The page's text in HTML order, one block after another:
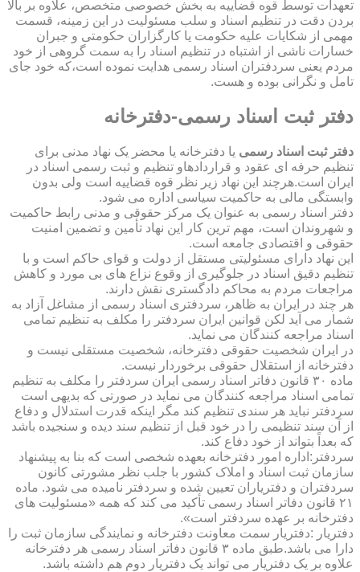
تعهدات توسط قوه قضاییه به بخش خصوصی متخصص، علاوه بر بالا
بردن دقت در تنظیم اسناد و سلب مسئولیت در این زمینه، قسمت
مهمی از شکایات علیه حکومت یا کارگزاران حکومتی و جبران
خسارات ناشی از اشتباه در تنظیم اسناد را به سمت گروهی از خود
مردم یعنی سردفتران اسناد رسمی هدایت نموده است،که خود جای
تامل و نگرانی بوده و هست.
دفتر ثبت اسناد رسمی-دفترخانه
دفتر ثبت اسناد رسمی یا دفترخانه یا محضر یک نهاد مدنی برای
تنظیم حرفه ای عقود و قراردادهاو تنظیم و ثبت رسمی اسناد در
ایران است.هرچند این نهاد زیر نظر قوه قضاییه است ولی بدون
وابستگی مالی به حاکمیت سیاسی اداره می شود.
دفتر اسناد رسمی به عنوان یک مرکز حقوقی و مدنی رابط حاکمیت
و شهروندان است، مهم ترین کار این نهاد تأمین و تضمین امنیت
حقوقی و اقتصادی جامعه است.
این نهاد دارای مسئولیتی مستقل از دولت و قوای حاکم است و با
تنظیم دقیق اسناد در جلوگیری از وقوع نزاع های بی مورد و کاهش
مراجعات مردم به محاکم دادگستری نقش دارند.
هر چند در ایران به ظاهر، سردفتری اسناد رسمی از مشاغل آزاد به
شمار می آید لکن قوانین ایران سردفتر را مکلف به تنظیم تمامی
اسناد مراجعه کنندگان می نماید.
در ایران شخصیت حقوقی دفترخانه، شخصیت مستقلی نیست و
دفترخانه از استقلال حقوقی برخوردار نیست.
ماده ۳۰ قانون دفاتر اسناد رسمی ایران سردفتر را مکلف به تنظیم
تمامی اسناد مراجعه کنندگان می نماید در صورتی که بدیهی است
سردفتر نباید هر سندی تنظیم کند مگر اینکه قدرت استدلال و دفاع
از آن سند تنظیمی را در خود قبل از تنظیم سند دیده و سنجیده باشد
که بعداً بتواند از خود دفاع کند.
سردفتر:اداره امور دفترخانه بعهده شخصی است که بنا به پیشنهاد
سازمان ثبت اسناد و املاک کشور با جلب نظر مشورتی کانون
سردفتران و دفتریاران تعیین شده و سردفتر نامیده می شود. ماده
۲۱ قانون دفاتر اسناد رسمی تأکید می کند که همه «مسئولیت های
دفترخانه بر عهده سردفتر است».
دفتریار :دفتریار سمت معاونت دفترخانه و نمایندگی سازمان ثبت را
دارا می باشد.طبق ماده ۳ قانون دفاتر اسناد رسمی هر دفترخانه
علاوه بر یک دفتریار می تواند یک دفتریار دوم هم داشته باشد.